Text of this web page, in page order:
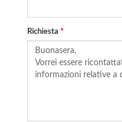
Richiesta *